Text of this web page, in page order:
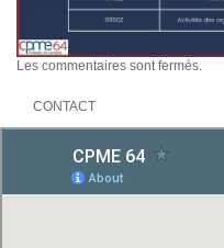
Les commentaires sont fermés.
CONTACT